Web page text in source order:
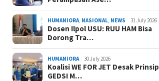
HUMANIORA NASIONAL NEWS 31 July 2026
Dosen Ilpol USU: RUU HAM Bisa
Dorong Tra…
HUMANIORA 30 July 2026
Koalisi WE FOR JET Desak Prinsip
GEDSI M…